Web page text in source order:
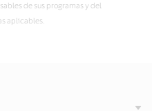
de sus programas y del
aplicables.